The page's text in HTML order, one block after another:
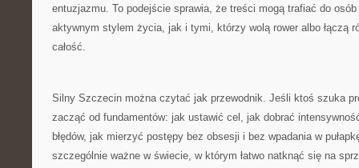
entuzjazmu. To podejście sprawia, że treści mogą trafiać do
aktywnym stylem życia, jak i tymi, którzy wolą rower albo łączą
całość.
Silny Szczecin można czytać jak przewodnik. Jeśli ktoś szuka
zacząć od fundamentów: jak ustawić cel, jak dobrać
błędów, jak mierzyć postępy bez obsesji i bez wpadania w
szczególnie ważne w świecie, w którym łatwo natknąć się na